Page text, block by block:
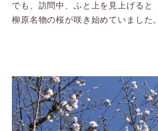
でも、訪問中、ふと上を見上げると
柳原名物の桜が咲き始めていました。